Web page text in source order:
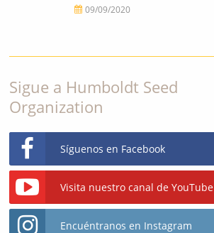
09/09/2020
Sigue a Humboldt Seed
Organization
Síguenos en Facebook
Visita nuestro canal de YouTube
Encuéntranos en Instagram